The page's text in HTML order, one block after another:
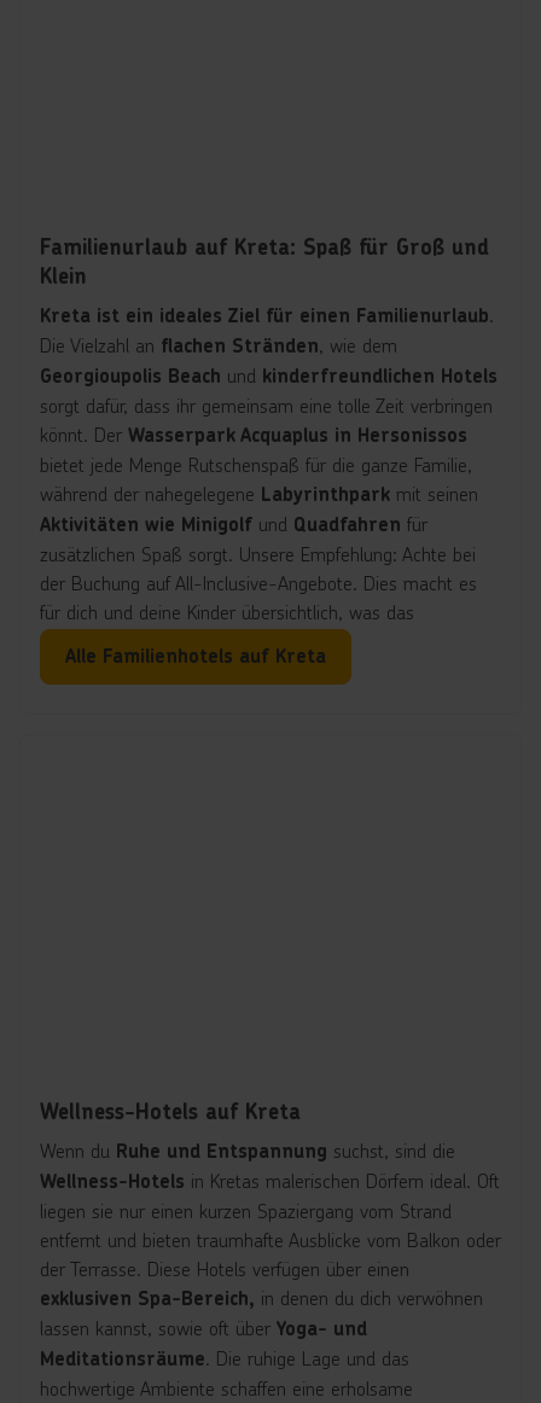
Familienurlaub auf Kreta: Spaß für Groß und
Klein
Kreta ist ein ideales Ziel für einen Familienurlaub.
Die Vielzahl an flachen Stränden, wie dem
Georgioupolis Beach und kinderfreundlichen Hotels
sorgt dafür, dass ihr gemeinsam eine tolle Zeit verbringen
könnt. Der Wasserpark Acquaplus in Hersonissos
bietet jede Menge Rutschenspaß für die ganze Familie,
während der nahegelegene Labyrinthpark mit seinen
Aktivitäten wie Minigolf und Quadfahren für
zusätzlichen Spaß sorgt. Unsere Empfehlung: Achte bei
der Buchung auf All-Inclusive-Angebote. Dies macht es
für dich und deine Kinder übersichtlich, was das
Reisebudget angeht. Bucht jetzt euren Kreta-Urlaub mit
Kindern und lasst den Alltag hinter euch!
Alle Familienhotels auf Kreta
Wellness-Hotels auf Kreta
Wenn du Ruhe und Entspannung suchst, sind die
Wellness-Hotels in Kretas malerischen Dörfern ideal. Oft
liegen sie nur einen kurzen Spaziergang vom Strand
entfernt und bieten traumhafte Ausblicke vom Balkon oder
der Terrasse. Diese Hotels verfügen über einen
exklusiven Spa-Bereich, in denen du dich verwöhnen
lassen kannst, sowie oft über Yoga- und
Meditationsräume. Die ruhige Lage und das
hochwertige Ambiente schaffen eine erholsame